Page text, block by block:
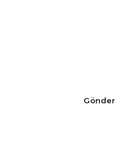
Gönder